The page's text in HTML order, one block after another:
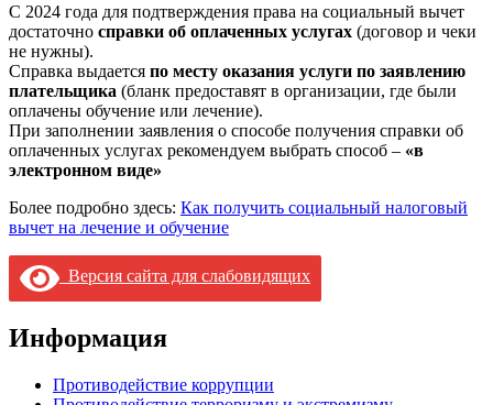
С 2024 года для подтверждения права на социальный вычет
достаточно справки об оплаченных услугах (договор и чеки
не нужны).
Справка выдается по месту оказания услуги по заявлению
плательщика (бланк предоставят в организации, где были
оплачены обучение или лечение).
При заполнении заявления о способе получения справки об
оплаченных услугах рекомендуем выбрать способ – «в
электронном виде»
Более подробно здесь: Как получить социальный налоговый
вычет на лечение и обучение
Версия сайта для слабовидящих
Информация
Противодействие коррупции